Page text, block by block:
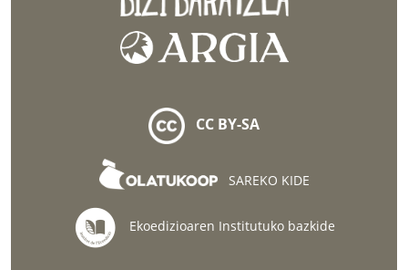
CC BY-SA
SAREKO KIDE
Ekoedizioaren Institutuko bazkide